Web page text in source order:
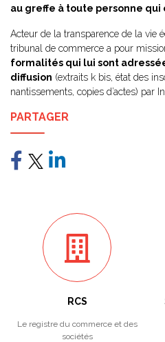
au greffe à toute personne
Acteur de la transparence de la vie
tribunal de commerce a pour
formalités qui lui sont
diffusion (extraits k bis, état des
nantissements, copies d’actes) par
PARTAGER
RCS
Le registre du commerce et des
sociétés